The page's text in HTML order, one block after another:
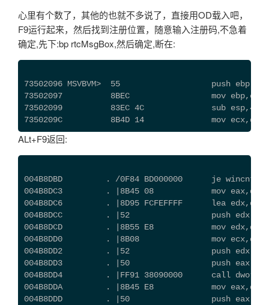
心里有个数了，其他的也就不多说了，直接用OD载入吧，
F9运行起来，然后找到注册位置，随意输入注册码,不急着
确定,先下:bp rtcMsgBox,然后确定,断在:
73502096 MSVBVM>  55                   push ebp
73502097          8BEC                 mov ebp,esp
73502099          83EC 4C              sub esp,4C
7350209C          8B4D 14              mov
ALt+F9返回:
004B8DBD         . /0F84 BD000000      je
004B8DC3         . |8B45 08            mov
004B8DC6         . |8D95 FCFEFFFF      lea
004B8DCC         . |52                 push edx
004B8DCD         . |8B55 E8            mov
004B8DD0         . |8B08               mov
004B8DD2         . |52                 push edx
004B8DD3         . |50                 push eax
004B8DD4         . |FF91 38090000      call dword
004B8DDA         . |8B45 E8            mov
004B8DDD         . |50                 push eax